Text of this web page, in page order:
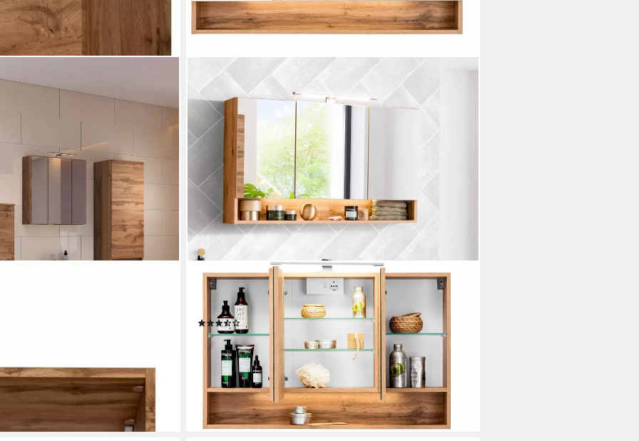
WELLTIME
Badmöbel-Set Soria, (2-St), Waschplatz Breite 100 cm,
Spiegelschrank
(11)
779,99 € UVP1.189,99 €
lieferbar in 3 Wochen